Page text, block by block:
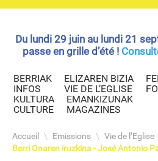
Du lundi 29 juin au lundi 21
passe en grille d’été !
BERRIAK
INFOS
ELIZAREN BIZIA
VIE DE L’EGLISE
KULTURA
CULTURE
EMANKIZUNAK
MAGAZINES
Accueil \ Emissions \ Vie de l’Eglise
Berri Onaren iruzkina - José Antonio